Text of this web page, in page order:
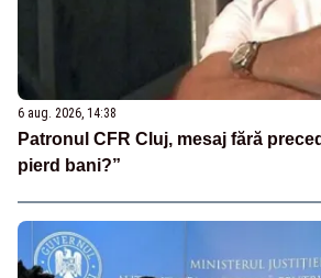
6 aug. 2026, 14:38
Patronul CFR Cluj, mesaj fără
pierd bani?”